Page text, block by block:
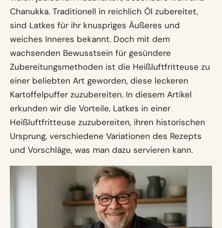
Chanukka. Traditionell in reichlich Öl zubereitet,
sind Latkes für ihr knuspriges Äußeres und
weiches Inneres bekannt. Doch mit dem
wachsenden Bewusstsein für gesündere
Zubereitungsmethoden ist die Heißluftfritteuse zu
einer beliebten Art geworden, diese leckeren
Kartoffelpuffer zuzubereiten. In diesem Artikel
erkunden wir die Vorteile, Latkes in einer
Heißluftfritteuse zuzubereiten, ihren historischen
Ursprung, verschiedene Variationen des Rezepts
und Vorschläge, was man dazu servieren kann.